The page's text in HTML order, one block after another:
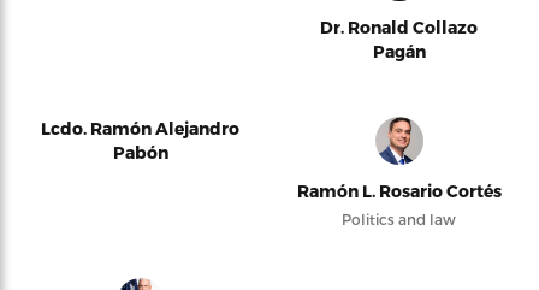
Dr. Ronald Collazo
Pagán
Lcdo. Ramón Alejandro
Pabón
Ramón L. Rosario Cortés
Politics and law